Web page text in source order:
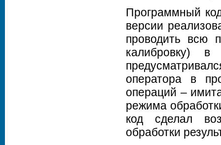
Программный
версии
проводить всю
калибровку) в
оператора в
операций –
режима
код сделал
обработки